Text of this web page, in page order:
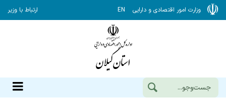
وزارت امور اقتصادی و دارایی EN ارتباط با وزیر